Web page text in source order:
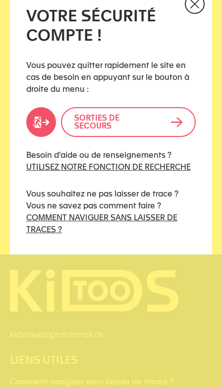
VOTRE SÉCURITÉ
COMPTE !
Vous pouvez quitter rapidement le site en
cas de besoin en appuyant sur le bouton à
droite du menu :
SORTIES DE
SECOURS
Besoin d’aide ou de renseignements ?
UTILISEZ NOTRE FONCTION DE RECHERCHE
Vous souhaitez ne pas laisser de trace ?
Vous ne savez pas comment faire ?
COMMENT NAVIGUER SANS LAISSER DE
TRACES ?
Un changement attendu en 2026
Le nouveau texte pénal définira enfin le stalking.
Cette reconnaissance est une avancée majeure
pour les victimes qui se battent depuis des années
Pour approfondir :
📰 Article 24H :Nouvelle loi pour dire stop aux
📜 Initiative parlementaire :Texte officiel
🎙️ Interview RTS : Le harcèlement obsessionnel
pourrait entrer dans le Code pénal
kidstoo(at)protonmail.ch
LIENS UTILES
Comment naviguer sans laisser de traces ?